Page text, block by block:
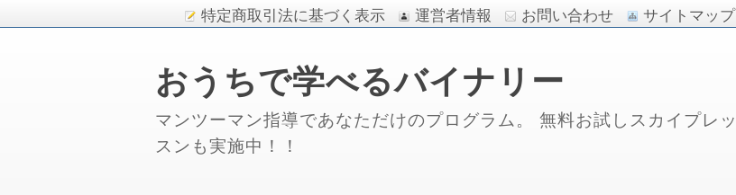
特定商取引法に基づく表示 運営者情報 お問い合わせ サイトマップ
おうちで学べるバイナリー
マンツーマン指導であなただけのプログラム。 無料お試しスカイプレッ
スンも実施中！！